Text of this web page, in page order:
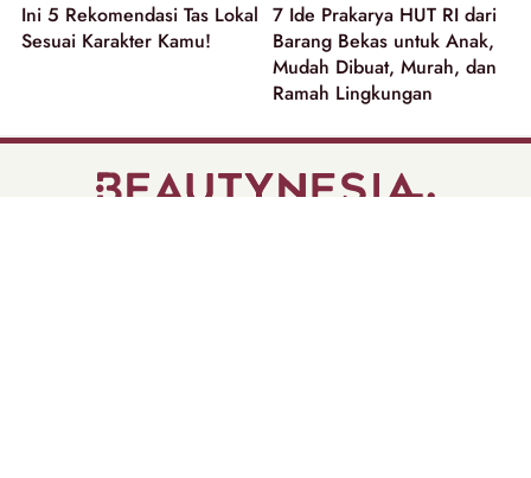
Ini 5 Rekomendasi Tas Lokal
Sesuai Karakter Kamu!
7 Ide Prakarya HUT RI dari
Barang Bekas untuk Anak,
Mudah Dibuat, Murah, dan
Ramah Lingkungan